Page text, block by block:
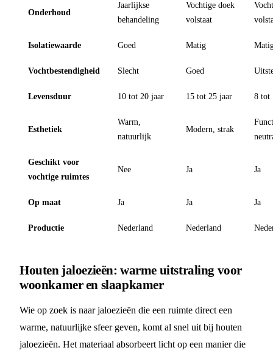
Onderhoud
Jaarlijkse
behandeling
Vochtige doek
volstaat
Isolatiewaarde Goed Matig
Vochtbestendigheid Slecht Goed
Levensduur 10 tot 20 jaar 15 tot 25 jaar 8 tot
Esthetiek
Warm,
natuurlijk
Modern, strak
Geschikt voor
vochtige ruimtes
Nee Ja Ja
Op maat Ja Ja Ja
Productie Nederland Nederland
Houten jaloezieën: warme uitstraling voor
woonkamer en slaapkamer
Wie op zoek is naar jaloezieën die een ruimte direct een
warme, natuurlijke sfeer geven, komt al snel uit bij houten
jaloezieën. Het materiaal absorbeert licht op een manier die